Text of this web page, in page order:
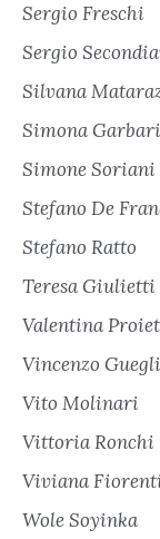
Sergio Freschi
Sergio
Silvana
Simona
Simone Soriani
Stefano De
Stefano Ratto
Teresa Giulietti
Valentina
Vincenzo
Vito Molinari
Vittoria Ronchi
Viviana
Wole Soyinka